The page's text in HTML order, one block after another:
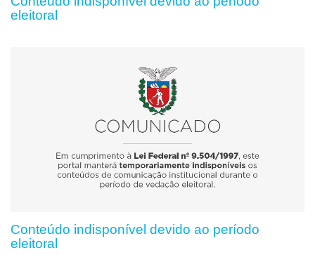
eleitoral
Conteúdo indisponível devido ao período
eleitoral